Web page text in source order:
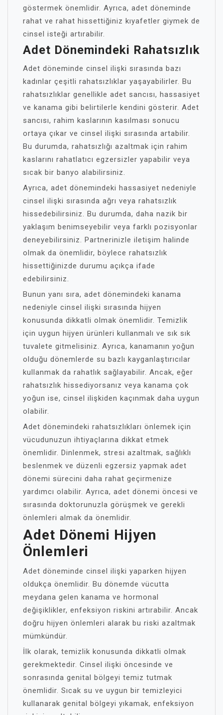
göstermek önemlidir. Ayrıca, adet döneminde
rahat ve rahat hissettiğiniz kıyafetler giymek de
cinsel isteği artırabilir.
Adet Dönemindeki Rahatsızlık
Adet döneminde cinsel ilişki sırasında bazı
kadınlar çeşitli rahatsızlıklar yaşayabilirler. Bu
rahatsızlıklar genellikle adet sancısı, hassasiyet
ve kanama gibi belirtilerle kendini gösterir. Adet
sancısı, rahim kaslarının kasılması sonucu
ortaya çıkar ve cinsel ilişki sırasında artabilir.
Bu durumda, rahatsızlığı azaltmak için rahim
kaslarını rahatlatıcı egzersizler yapabilir veya
sıcak bir banyo alabilirsiniz.
Ayrıca, adet dönemindeki hassasiyet nedeniyle
cinsel ilişki sırasında ağrı veya rahatsızlık
hissedebilirsiniz. Bu durumda, daha nazik bir
yaklaşım benimseyebilir veya farklı pozisyonlar
deneyebilirsiniz. Partnerinizle iletişim halinde
olmak da önemlidir, böylece rahatsızlık
hissettiğinizde durumu açıkça ifade
edebilirsiniz.
Bunun yanı sıra, adet dönemindeki kanama
nedeniyle cinsel ilişki sırasında hijyen
konusunda dikkatli olmak önemlidir. Temizlik
için uygun hijyen ürünleri kullanmalı ve sık sık
tuvalete gitmelisiniz. Ayrıca, kanamanın yoğun
olduğu dönemlerde su bazlı kayganlaştırıcılar
kullanmak da rahatlık sağlayabilir. Ancak, eğer
rahatsızlık hissediyorsanız veya kanama çok
yoğun ise, cinsel ilişkiden kaçınmak daha uygun
olabilir.
Adet dönemindeki rahatsızlıkları önlemek için
vücudunuzun ihtiyaçlarına dikkat etmek
önemlidir. Dinlenmek, stresi azaltmak, sağlıklı
beslenmek ve düzenli egzersiz yapmak adet
dönemi sürecini daha rahat geçirmenize
yardımcı olabilir. Ayrıca, adet dönemi öncesi ve
sırasında doktorunuzla görüşmek ve gerekli
önlemleri almak da önemlidir.
Adet Dönemi Hijyen
Önlemleri
Adet döneminde cinsel ilişki yaparken hijyen
oldukça önemlidir. Bu dönemde vücutta
meydana gelen kanama ve hormonal
değişiklikler, enfeksiyon riskini artırabilir. Ancak
doğru hijyen önlemleri alarak bu riski azaltmak
mümkündür.
İlk olarak, temizlik konusunda dikkatli olmak
gerekmektedir. Cinsel ilişki öncesinde ve
sonrasında genital bölgeyi temiz tutmak
önemlidir. Sıcak su ve uygun bir temizleyici
kullanarak genital bölgeyi yıkamak, enfeksiyon